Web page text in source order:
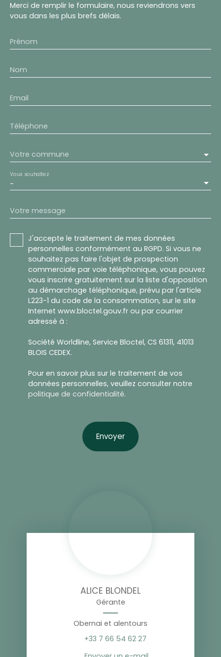
Merci de remplir le formulaire, nous reviendrons vers
vous dans les plus brefs délais.
Prénom
Nom
Email
Téléphone
Votre commune
-
Vous souhaitez
Votre message
J'accepte le traitement de mes données
personnelles conformément au RGPD. Si vous ne
souhaitez pas faire l'objet de prospection
commerciale par voie téléphonique, vous pouvez
vous inscrire gratuitement sur la liste d'opposition
au démarchage téléphonique, prévu par l'article
L223-1 du code de la consommation, sur le site
Internet www.bloctel.gouv.fr ou par courrier
adressé à :
Société Worldline, Service Bloctel, CS 61311, 41013
BLOIS CEDEX.
Pour en savoir plus sur le traitement de vos
données personnelles, veuillez consulter notre
politique de confidentialité.
Envoyer
ALICE BLONDEL
Gérante
Obernai et alentours
+33 7 66 54 62 27